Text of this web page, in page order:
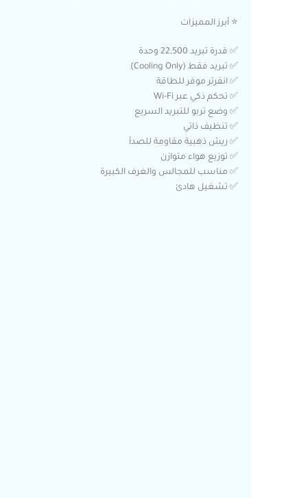
⭐ أبرز المميزات
✅ قدرة تبريد 22,500 وحدة
✅ تبريد فقط (Cooling Only)
✅ انفرتر موفر للطاقة
✅ تحكم ذكي عبر Wi-Fi
✅ وضع تربو للتبريد السريع
✅ تنظيف ذاتي
✅ ريش ذهبية مقاومة للصدأ
✅ توزيع هواء متوازن
✅ مناسب للمجالس والغرف الكبيرة
✅ تشغيل هادئ